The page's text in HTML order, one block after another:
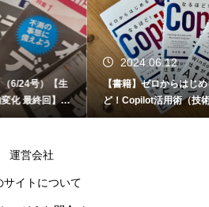
生
A
ビ
2024.06.12
【書籍】ゼロからはじめる なるほ
ど！Copilot活用術（技術評論社）
運営会社
サイトについて